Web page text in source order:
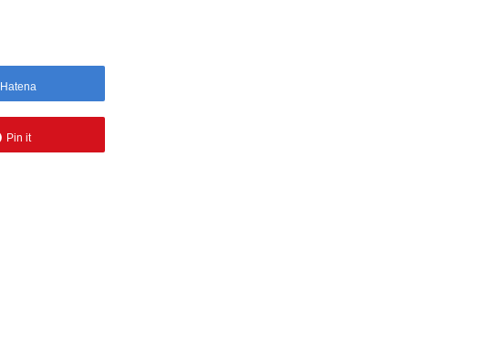
Hatena
Pin it